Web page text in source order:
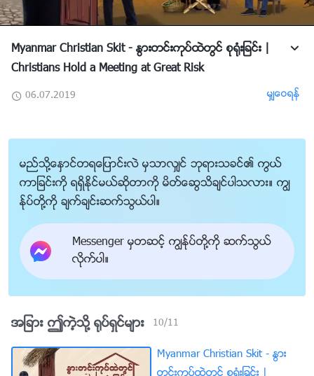
Myanmar Christian Skit - ႏြားတင္းကုပ္ထဲတြင္ စု႐ုံးျခင္း |
Christians Hold a Meeting at Great Risk
06.07.2019 မွ်ေဝရန္
မည္သို႔ေႏွာင္တရေျပာင္းလဲ မွသာလွ်င္ ဘုရားသခင္၏ ကြယ္
ကာျခင္းကို ရရွိႏိုင္မယ္ဆိုတာကို မိတ္ေဆြသိခ်င္ပါသလား။ ကြၽ
န္ုပ္တို႔ကို ခ်က္ခ်င္းဆက္သြယ္ပါ။
Messenger မွတဆင့္ ကြၽန္ုပ္တို႔ကို ဆက္သြယ္
လိုက္ပါ။
အျခား ဤကဲ့သို႔ ႐ုပ္ရွင္မ်ား 10/11
Myanmar Christian Skit - ႏြား